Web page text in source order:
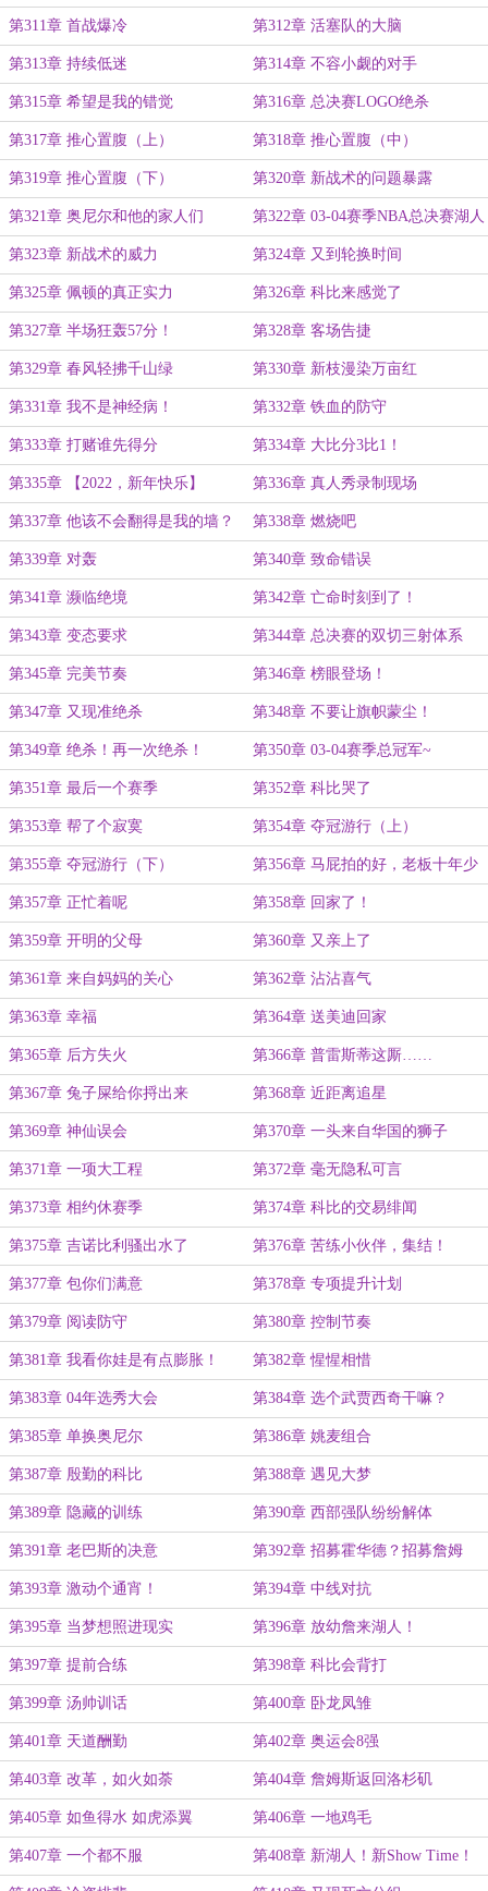
第311章 首战爆冷 第312章 活塞队的大脑
第313章 持续低迷 第314章 不容小觑的对手
第315章 希望是我的错觉 第316章 总决赛LOGO绝杀
第317章 推心置腹（上） 第318章 推心置腹（中）
第319章 推心置腹（下） 第320章 新战术的问题暴露
第321章 奥尼尔和他的家人们 第322章 03-04赛季NBA总决赛湖人
VS活塞，G3！
第323章 新战术的威力 第324章 又到轮换时间
第325章 佩顿的真正实力 第326章 科比来感觉了
第327章 半场狂轰57分！ 第328章 客场告捷
第329章 春风轻拂千山绿 第330章 新枝漫染万亩红
第331章 我不是神经病！ 第332章 铁血的防守
第333章 打赌谁先得分 第334章 大比分3比1！
第335章 【2022，新年快乐】 第336章 真人秀录制现场
第337章 他该不会翻得是我的墙？ 第338章 燃烧吧
第339章 对轰 第340章 致命错误
第341章 濒临绝境 第342章 亡命时刻到了！
第343章 变态要求 第344章 总决赛的双切三射体系
第345章 完美节奏 第346章 榜眼登场！
第347章 又现准绝杀 第348章 不要让旗帜蒙尘！
第349章 绝杀！再一次绝杀！ 第350章 03-04赛季总冠军~
第351章 最后一个赛季 第352章 科比哭了
第353章 帮了个寂寞 第354章 夺冠游行（上）
第355章 夺冠游行（下） 第356章 马屁拍的好，老板十年少
第357章 正忙着呢 第358章 回家了！
第359章 开明的父母 第360章 又亲上了
第361章 来自妈妈的关心 第362章 沾沾喜气
第363章 幸福 第364章 送美迪回家
第365章 后方失火 第366章 普雷斯蒂这厮……
第367章 兔子屎给你捋出来 第368章 近距离追星
第369章 神仙误会 第370章 一头来自华国的狮子
第371章 一项大工程 第372章 毫无隐私可言
第373章 相约休赛季 第374章 科比的交易绯闻
第375章 吉诺比利骚出水了 第376章 苦练小伙伴，集结！
第377章 包你们满意 第378章 专项提升计划
第379章 阅读防守 第380章 控制节奏
第381章 我看你娃是有点膨胀！ 第382章 惺惺相惜
第383章 04年选秀大会 第384章 选个武贾西奇干嘛？
第385章 单换奥尼尔 第386章 姚麦组合
第387章 殷勤的科比 第388章 遇见大梦
第389章 隐藏的训练 第390章 西部强队纷纷解体
第391章 老巴斯的决意 第392章 招募霍华德？招募詹姆
斯？
第393章 激动个通宵！ 第394章 中线对抗
第395章 当梦想照进现实 第396章 放幼詹来湖人！
第397章 提前合练 第398章 科比会背打
第399章 汤帅训话 第400章 卧龙凤雏
第401章 天道酬勤 第402章 奥运会8强
第403章 改革，如火如荼 第404章 詹姆斯返回洛杉矶
第405章 如鱼得水 如虎添翼 第406章 一地鸡毛
第407章 一个都不服 第408章 新湖人！新Show Time！